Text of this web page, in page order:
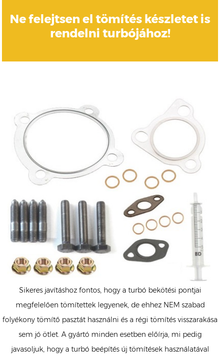
Ne felejtsen el tömítés készletet is
rendelni turbójához!
Sikeres javításhoz fontos, hogy a turbó bekötési pontjai
megfelelően tömítettek legyenek, de ehhez NEM szabad
folyékony tömítő pasztát használni és a régi tömítés visszarakása
sem jó ötlet. A gyártó minden esetben előírja, mi pedig
javasoljuk, hogy a turbó beépítés új tömítések használatával